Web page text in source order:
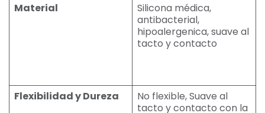
Material
Silicona médica,
antibacterial,
hipoalergenica, suave al
tacto y contacto
Flexibilidad y Dureza
No flexible, Suave al
tacto y contacto con la